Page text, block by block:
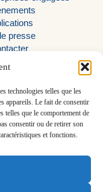
technologies telles que les
appareils. Le fait de consentir
telles que le comportement de
consentir ou de retirer son
et fonctions.
presse